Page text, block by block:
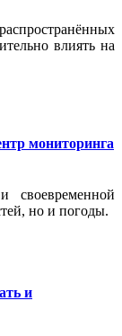
влиять на
мониторинга
своевременной
но и погоды.
и